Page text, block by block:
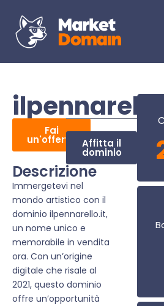
Fai
un'offerta Affitta il
dominio
Descrizione
Immergetevi nel
mondo artistico con il
dominio ilpennarello.it,
un nome unico e
memorabile in vendita
ora. Con un’origine
digitale che risale al
2021, questo dominio
offre un’opportunità